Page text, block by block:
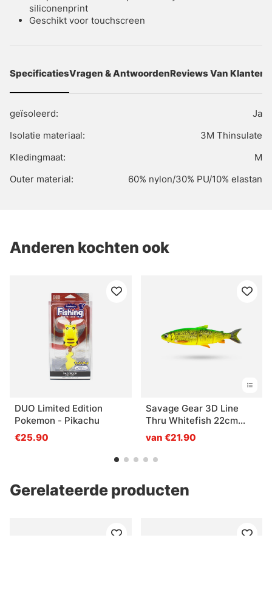
siliconenprint
Geschikt voor touchscreen
SpecificatiesVragen & AntwoordenReviews Van Klanten
geïsoleerd:
Ja
Isolatie materiaal:
3M Thinsulate
Kledingmaat:
M
Outer material:
60% nylon/30% PU/10% elastan
Anderen kochten ook
DUO Limited Edition
Pokemon - Pikachu
€25.90
Savage Gear 3D Line
Thru Whitefish 22cm
107g MS - Fire Whitefish
van €21.90
Gerelateerde producten